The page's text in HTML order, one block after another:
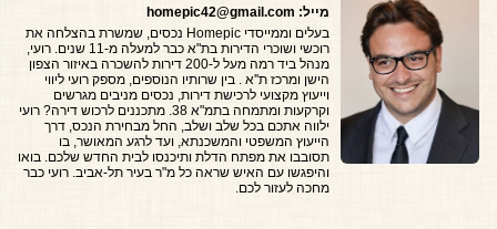
מייל: homepic42@gmail.com
בעלים וממייסדי Homepic נכסים, שמשרת בהצלחה את
רוכשי ושוכרי הדירות בת"א כבר למעלה מ-11 שנים. רועי,
מנהל ביד רמה מעל ל-200 דירות להשכרה באיזור הצפון
הישן ומרכז ת''א . בין שרותיו הנוספים, מספק רועי ליווי
וייעוץ מקצועי לרכישת דירות, נכסים מניבים מגרשים
וקרקעות ומתמחה בתמ"א 38. מתכננים לרכוש דירה? רועי
ילווה אתכם בכל שלב ושלב, החל מבחירת הנכס, דרך
הייעוץ המשפטי והמשכנתא, ועד לרגע המאושר, בו
תסובבו את מפתח הדלת ותיכנסו לבית החדש שלכם. בואו
והיפגשו עם האיש שראה כל מ"ר בעיר תל-אביב. רועי כבר
מחכה לעזור לכם.